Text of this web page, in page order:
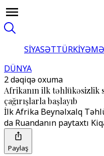
SİYASƏTTÜRKİYƏ
DÜNYA
2 dəqiqə oxuma
Afrikanın ilk təhlükəsizlik
çağırışlarla başlayıb
İlk Afrika Beynəlxalq
da Ruandanın paytaxtı
Paylaş